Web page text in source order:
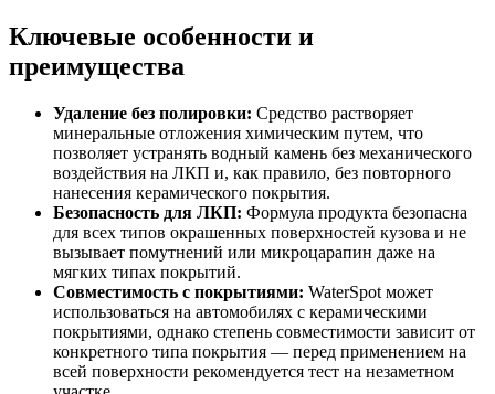
Ключевые особенности и
преимущества
Удаление без полировки: Средство растворяет
минеральные отложения химическим путем, что
позволяет устранять водный камень без механического
воздействия на ЛКП и, как правило, без повторного
нанесения керамического покрытия.
Безопасность для ЛКП: Формула продукта безопасна
для всех типов окрашенных поверхностей кузова и не
вызывает помутнений или микроцарапин даже на
мягких типах покрытий.
Совместимость с покрытиями: WaterSpot может
использоваться на автомобилях с керамическими
покрытиями, однако степень совместимости зависит от
конкретного типа покрытия — перед применением на
всей поверхности рекомендуется тест на незаметном